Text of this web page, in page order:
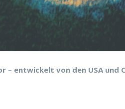
– entwickelt von den USA und